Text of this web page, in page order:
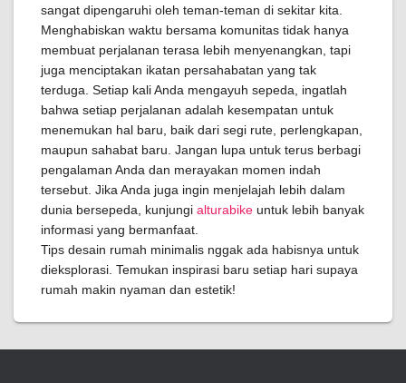
sangat dipengaruhi oleh teman-teman di sekitar kita.
Menghabiskan waktu bersama komunitas tidak hanya
membuat perjalanan terasa lebih menyenangkan, tapi
juga menciptakan ikatan persahabatan yang tak
terduga. Setiap kali Anda mengayuh sepeda, ingatlah
bahwa setiap perjalanan adalah kesempatan untuk
menemukan hal baru, baik dari segi rute, perlengkapan,
maupun sahabat baru. Jangan lupa untuk terus berbagi
pengalaman Anda dan merayakan momen indah
tersebut. Jika Anda juga ingin menjelajah lebih dalam
dunia bersepeda, kunjungi alturabike untuk lebih banyak
informasi yang bermanfaat.
Tips desain rumah minimalis nggak ada habisnya untuk
dieksplorasi. Temukan inspirasi baru setiap hari supaya
rumah makin nyaman dan estetik!